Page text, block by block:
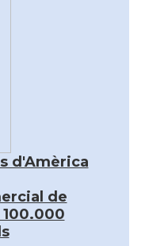
d'Amèrica
de